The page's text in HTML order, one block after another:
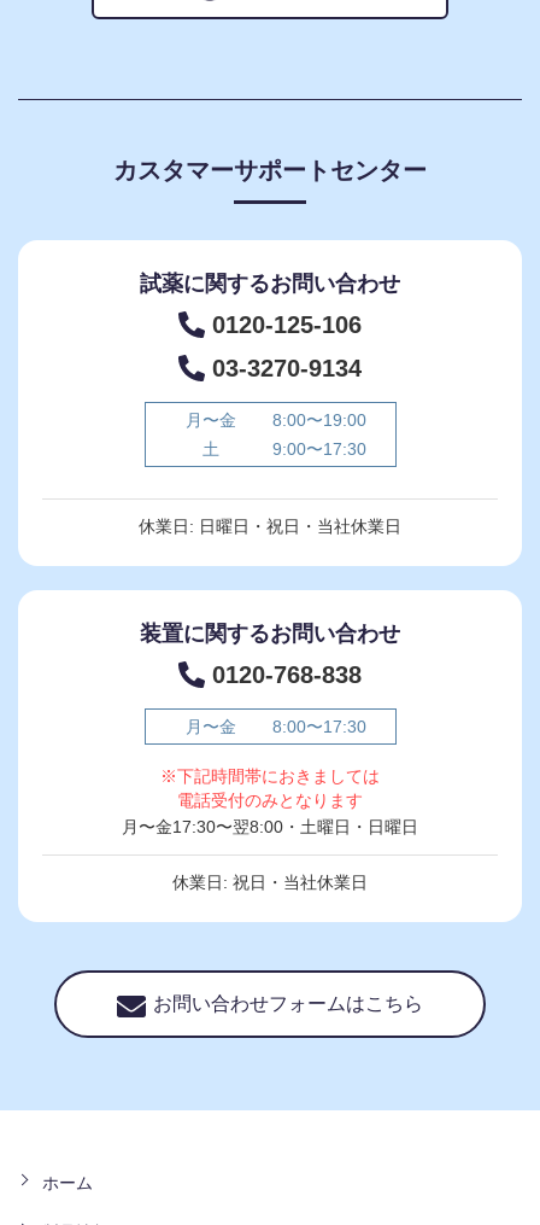
カスタマーサポートセンター
試薬に関するお問い合わせ
0120-125-106
03-3270-9134
月〜金
8:00〜19:00
土
9:00〜17:30
休業日: 日曜日・祝日・当社休業日
装置に関するお問い合わせ
0120-768-838
月〜金 8:00〜17:30
※下記時間帯におきましては
電話受付のみとなります
月〜金17:30〜翌8:00・土曜日・日曜日
休業日: 祝日・当社休業日
お問い合わせフォームはこちら
ホーム